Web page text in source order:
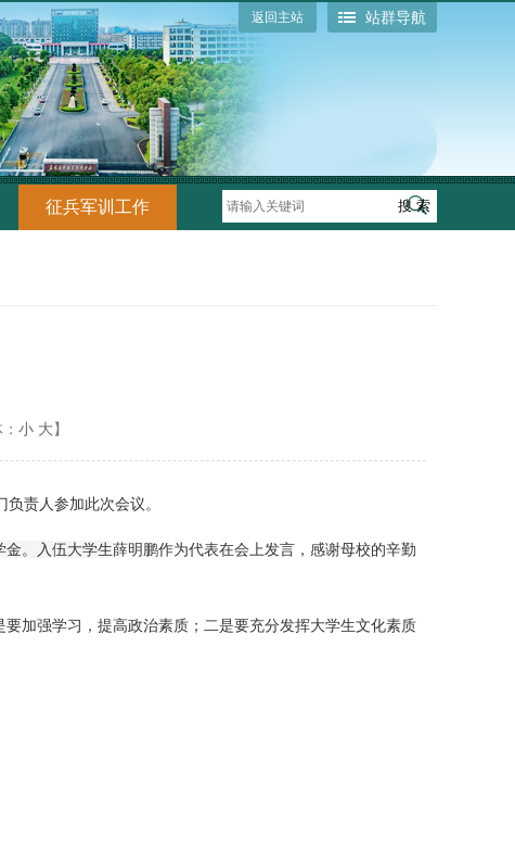
站群导航
返回主站
征兵军训工作
小 大】
责人参加此次会议。
金。 入伍大学生薛明鹏作为代表在会上发言，感谢母校的辛勤
加强学习，提高政治素质；二是要充分发挥大学生文化素质